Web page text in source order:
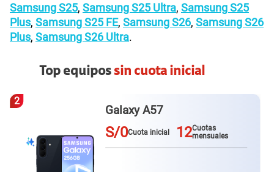
Samsung S25, Samsung S25 Ultra, Samsung S25
Plus, Samsung S25 FE, Samsung S26, Samsung S26
Plus, Samsung S26 Ultra.
Top equipossin cuota inicial
2
Galaxy A57
S/0Cuota inicial 12Cuotas
mensuales